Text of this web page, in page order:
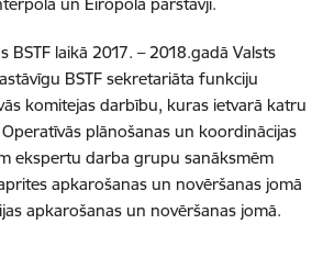
BSTF laikā 2017. – 2018.gadā Valsts
BSTF sekretariāta funkciju
komitejas darbību, kuras ietvarā katru
plānošanas un koordinācijas
ekspertu darba grupu sanāksmēm
apkarošanas un novēršanas jomā
apkarošanas un novēršanas jomā.